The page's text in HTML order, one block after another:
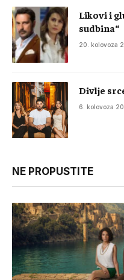
Likovi i
sudbina“
20. kolovoza
Divlje
6. kolovoza
NE PROPUSTITE